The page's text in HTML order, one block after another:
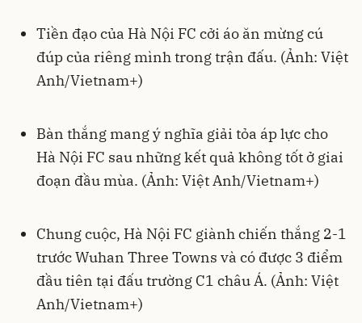
Tiền đạo của Hà Nội FC cởi áo ăn mừng cú
đúp của riêng mình trong trận đấu. (Ảnh: Việt
Anh/Vietnam+)
Bàn thắng mang ý nghĩa giải tỏa áp lực cho
Hà Nội FC sau những kết quả không tốt ở giai
đoạn đầu mùa. (Ảnh: Việt Anh/Vietnam+)
Chung cuộc, Hà Nội FC giành chiến thắng 2-1
trước Wuhan Three Towns và có được 3 điểm
đầu tiên tại đấu trường C1 châu Á. (Ảnh: Việt
Anh/Vietnam+)